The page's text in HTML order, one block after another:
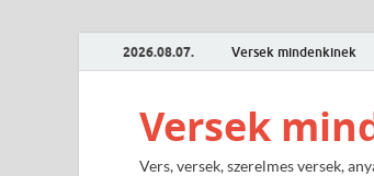
2026.08.07. Versek mindenkinek
Versek
Vers, versek, szerelmes versek,